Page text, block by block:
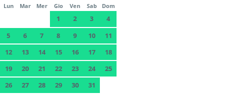
Lun Mar Mer Gio Ven Sab Dom
1 2 3
4
5
6 7 8 9 10
11
12
13 14 15 16 17
18
19
20 21 22 23 24
25
26
27 28 29 30 31